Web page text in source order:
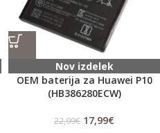
Nov izdelek
OEM baterija za Huawei P10
(HB386280ECW)
22,99€ 17,99€